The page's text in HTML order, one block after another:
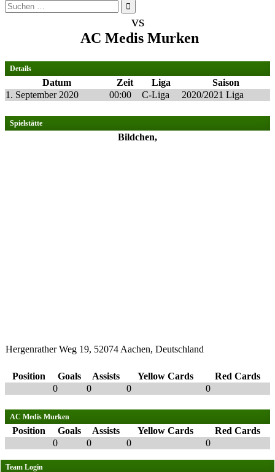
Suchen
nach:
vs
AC Medis Murken
Details
Datum Zeit Liga
Saison
1. September 2020
00:00 C-Liga 2020/2021 Liga
Spielstätte
Bildchen,
Hergenrather Weg 19, 52074 Aachen, Deutschland
Position Goals Assists Yellow Cards
Red Cards
0
0 0 0
AC Medis Murken
Position Goals Assists Yellow Cards
Red Cards
0
0 0 0
Team Login